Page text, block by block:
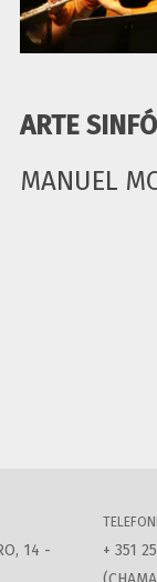
ARTE
MANUEL
14 -
+ 351